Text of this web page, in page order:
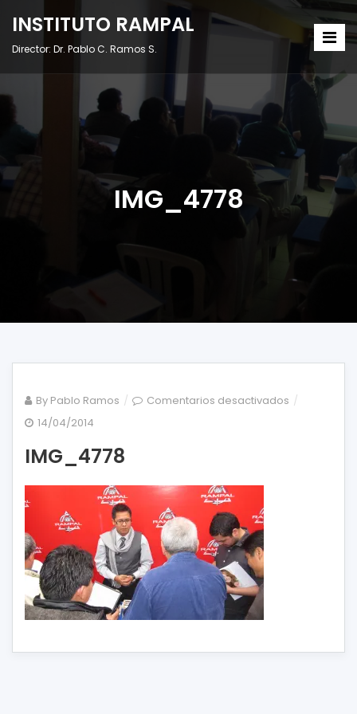
INSTITUTO RAMPAL
Director: Dr. Pablo C. Ramos S.
IMG_4778
By Pablo Ramos Comentarios desactivados en
14/04/2014
IMG_4778